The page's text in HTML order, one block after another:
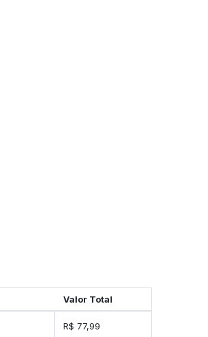
Valor Total
R$ 77,99